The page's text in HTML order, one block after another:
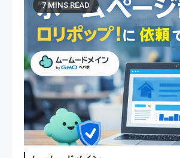
7 MINS READ